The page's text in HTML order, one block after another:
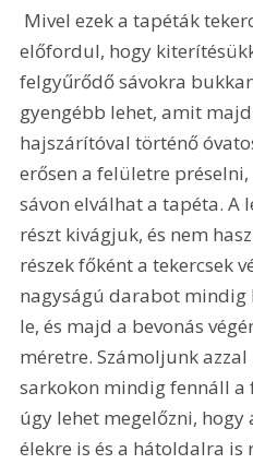
előfordul, hogy
felgyűrődő sávokra
gyengébb lehet, amit
hajszárítóval történő
erősen a felületre
sávon elválhat a tapéta. A
részt kivágjuk, és nem
részek főként a tekercsek
nagyságú darabot mindig
le, és majd a bevonás
méretre. Számoljunk
sarkokon mindig fennáll a
úgy lehet megelőzni,
élekre is és a hátoldalra